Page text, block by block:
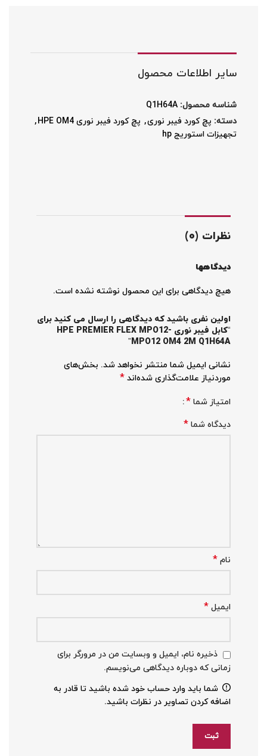
سایر اطلاعات محصول
شناسه محصول: Q1H64A
دسته: پچ کورد فیبر نوری, پچ کورد فیبر نوری HPE OM4
,
تجهیزات استوریج hp
نظرات (0)
دیدگاهها
هیچ دیدگاهی برای این محصول نوشته نشده است.
اولین نفری باشید که دیدگاهی را ارسال می کنید برای
“کابل فیبر نوری HPE PREMIER FLEX MPO12-
MPO12 OM4 2M Q1H64A”
نشانی ایمیل شما منتشر نخواهد شد. بخش‌های
موردنیاز علامت‌گذاری شده‌اند *
امتیاز شما *
دیدگاه شما *
نام *
ایمیل *
ذخیره نام، ایمیل و وبسایت من در مرورگر برای
زمانی که دوباره دیدگاهی می‌نویسم.
شما باید وارد حساب خود شده باشید تا قادر به
اضافه کردن تصاویر در نظرات باشید.